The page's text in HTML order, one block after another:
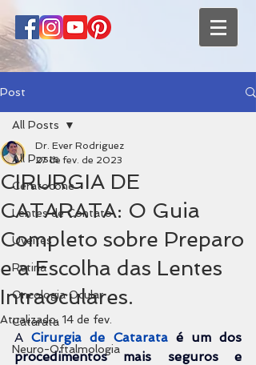
Post
All Posts
Ceratocone
Lentes de Contato
Uveítes
Retina
Oncologia Ocular
Catarata
Neuro-Oftalmologia
All Posts
CIRURGIA DE
CATARATA: O Guia
Completo sobre Preparo
e a Escolha das Lentes
Intraoculares.
Dr. Ever Rodriguez
27 de fev. de 2023
Atualizado: 14 de fev.
A Cirurgia de Catarata é um dos
procedimentos mais seguros e